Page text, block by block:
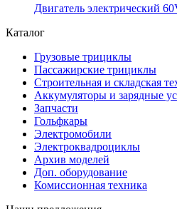
Двигатель электрический
Каталог
Грузовые трициклы
Пассажирские трициклы
Строительная и складская
Аккумуляторы и зарядные
Запчасти
Гольфкары
Электромобили
Электроквадроциклы
Архив моделей
Доп. оборудование
Комиссионная техника